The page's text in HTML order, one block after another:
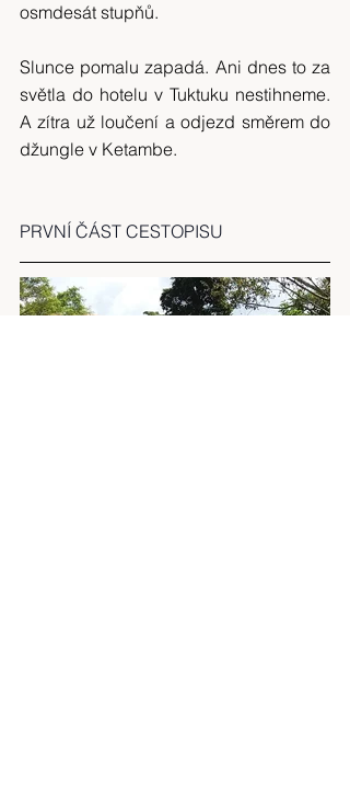
osmdesát stupňů.
Slunce pomalu zapadá. Ani dnes to za
světla do hotelu v Tuktuku nestihneme.
A zítra už loučení a odjezd směrem do
džungle v Ketambe.
PRVNÍ ČÁST CESTOPISU